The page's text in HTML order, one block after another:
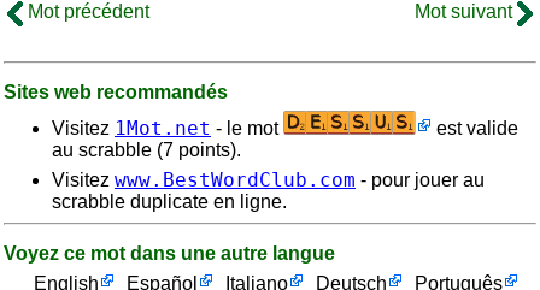
Mot précédent
Mot suivant
Sites web recommandés
Visitez 1Mot.net - le mot
est valide
au scrabble (7 points).
Visitez www.BestWordClub.com - pour jouer au
scrabble duplicate en ligne.
Voyez ce mot dans une autre langue
English
Español Italiano Deutsch Português